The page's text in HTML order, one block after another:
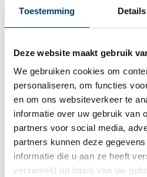
Toestemming Details
Deze website maakt gebruik
We gebruiken cookies om
personaliseren, om functies
en om ons websiteverkeer te
informatie over uw gebruik van
partners voor social media,
partners kunnen deze
informatie die u aan ze heeft
verzameld op basis van uw
miniatuurverpakkingen
verspilling en onnodig
Waarom dit nu belangrijk is
Hoewel de eerste
ingaan, is de aandacht voor
Nederlandse overheid tot nu
Hierdoor bestaat de kans dat
onvoldoende voorbereid zijn.